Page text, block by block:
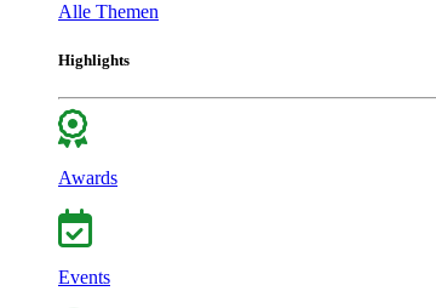
Alle Themen
Highlights
Awards
Events